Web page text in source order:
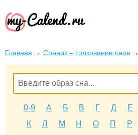
Главная → Сонник – толкование снов →
0-9 А Б В Г Д Е
К
Л М Н О П Р